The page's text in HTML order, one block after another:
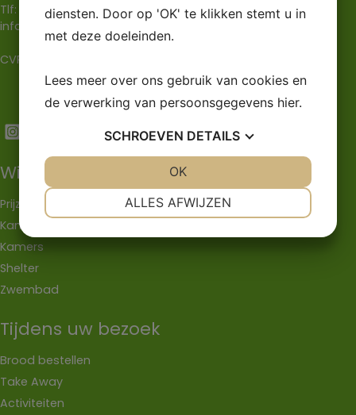
Tlf:
+45 57528261
info@skovlycamping.dk
CVR: 35508074
Wij kunnen aanbieden
Prijzen
Kampeerhutten
Kamers
Shelter
Zwembad
Tijdens uw bezoek
Brood bestellen
Take Away
Activiteiten
diensten. Door op 'OK' te klikken stemt u in
met deze doeleinden.
Lees meer over ons gebruik van cookies en
de verwerking van persoonsgegevens hier.
SCHROEVEN DETAILS
ALLES AFWIJZEN
OK